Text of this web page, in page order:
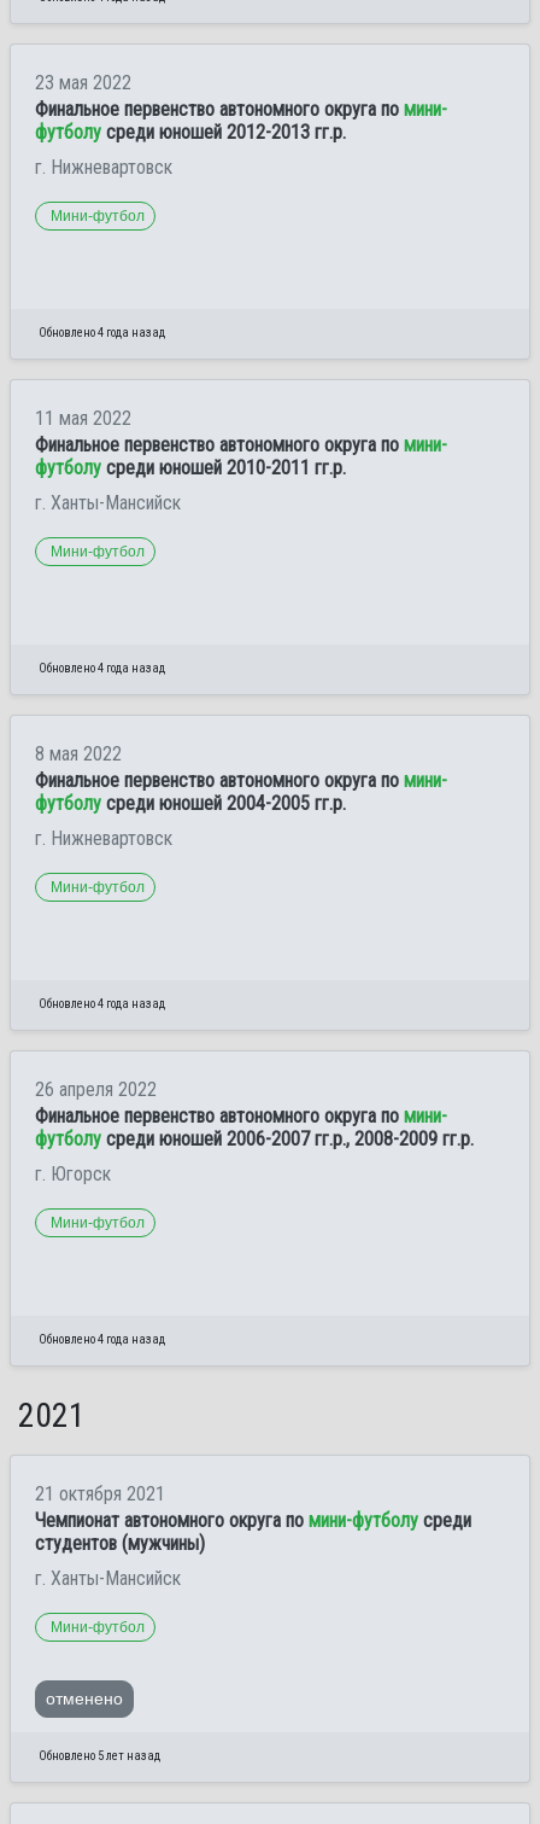
23 мая 2022
Финальное первенство автономного округа по мини-
футболу среди юношей 2012-2013 гг.р.
г. Нижневартовск
Мини-футбол
Обновлено 4 года назад
11 мая 2022
Финальное первенство автономного округа по мини-
футболу среди юношей 2010-2011 гг.р.
г. Ханты-Мансийск
Мини-футбол
Обновлено 4 года назад
8 мая 2022
Финальное первенство автономного округа по мини-
футболу среди юношей 2004-2005 гг.р.
г. Нижневартовск
Мини-футбол
Обновлено 4 года назад
26 апреля 2022
Финальное первенство автономного округа по мини-
футболу среди юношей 2006-2007 гг.р., 2008-2009 гг.р.
г. Югорск
Мини-футбол
Обновлено 4 года назад
2021
21 октября 2021
Чемпионат автономного округа по мини-футболу среди
студентов (мужчины)
г. Ханты-Мансийск
Мини-футбол
отменено
Обновлено 5 лет назад